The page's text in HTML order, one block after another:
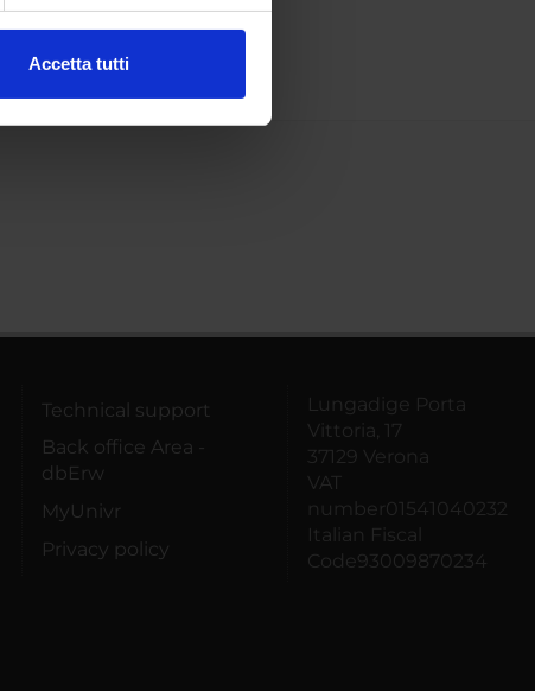
Accetta tutti
Technical support
Back office Area -
dbErw
MyUnivr
Privacy policy
Lungadige Porta
Vittoria, 17
37129 Verona
VAT
number01541040232
Italian Fiscal
Code93009870234